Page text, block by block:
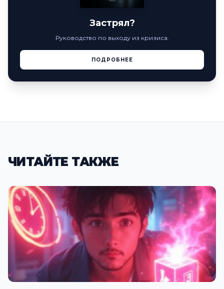
Застрял?
Руководство по выходу из кризиса.
ПОДРОБНЕЕ
ЧИТАЙТЕ ТАКЖЕ